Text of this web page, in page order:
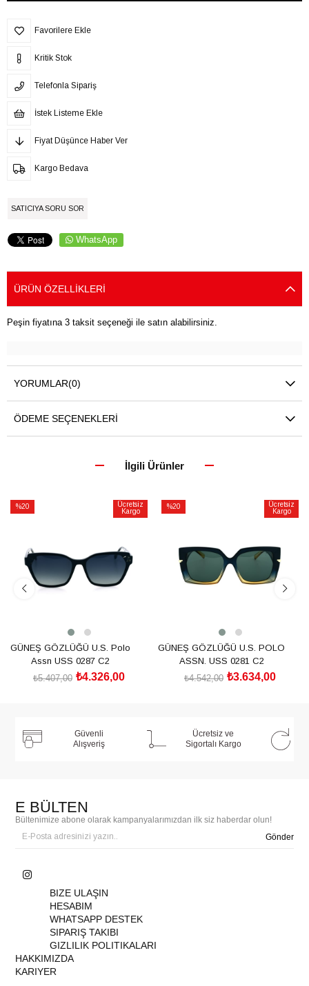
Favorilere Ekle
Kritik Stok
Telefonla Sipariş
İstek Listeme Ekle
Fiyat Düşünce Haber Ver
Kargo Bedava
SATICIYA SORU SOR
WhatsApp
ÜRÜN ÖZELLIKLERI
Peşin fiyatına 3 taksit seçeneği ile satın alabilirsiniz.
YORUMLAR(0)
ÖDEME SEÇENEKLERI
İlgili Ürünler
%20
Ücretsiz
Kargo
GÜNEŞ GÖZLÜĞÜ U.S. Polo
Assn USS 0287 C2
₺4.326,00
₺5.407,00
%20
Ücretsiz
Kargo
GÜNEŞ GÖZLÜĞÜ U.S. POLO
ASSN. USS 0281 C2
₺3.634,00
₺4.542,00
Güvenli
Alışveriş
Ücretsiz ve
Sigortalı Kargo
E BÜLTEN
Bültenimize abone olarak kampanyalarımızdan ilk siz haberdar olun!
Gönder
BIZE ULAŞIN
HESABIM
WHATSAPP DESTEK
SIPARIŞ TAKIBI
GIZLILIK POLITIKALARI
HAKKIMIZDA
KARIYER